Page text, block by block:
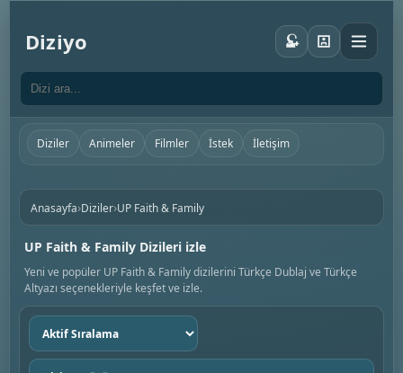
Diziyo
Diziler Animeler Filmler İstek İletişim
Anasayfa›Diziler›UP Faith & Family
UP Faith & Family Dizileri izle
Yeni ve popüler UP Faith & Family dizilerini Türkçe Dublaj ve Türkçe
Altyazı seçenekleriyle keşfet ve izle.
Sıralama
seç
Dizi